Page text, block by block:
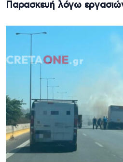
Παρασκευή λόγω